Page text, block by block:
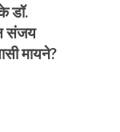
डॉ.
संजय
मायने?